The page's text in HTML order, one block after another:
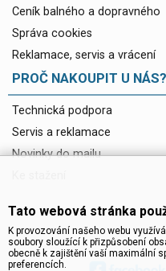
Ceník balného a dopravného
Správa cookies
Reklamace, servis a vrácení
PROČ NAKOUPIT U NÁS?
Technická podpora
Servis a reklamace
Novinky do mailu
Tato webová stránka
K provozování našeho webu
soubory sloužící k přizpůsobení
obecně k zajištění vaší maximální
preferencích.